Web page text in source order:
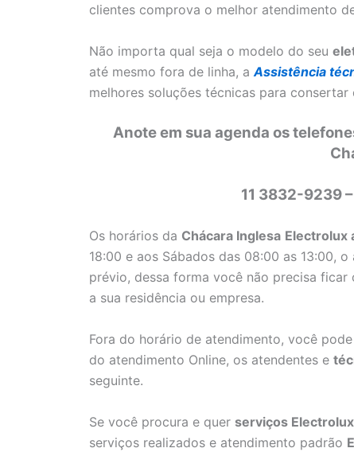
clientes comprova o melhor atendimento
Não importa qual seja o modelo do seu
até mesmo fora de linha, a Assistência
melhores soluções técnicas para consertar
Anote em sua agenda os
11 3832-9239
Os horários da Chácara Inglesa Electrolux
18:00 e aos Sábados das 08:00 as 13:00,
prévio, dessa forma você não precisa
a sua residência ou empresa.
Fora do horário de atendimento, você pode
do atendimento Online, os atendentes e
seguinte.
Se você procura e quer serviços Electrolux
serviços realizados e atendimento padrão